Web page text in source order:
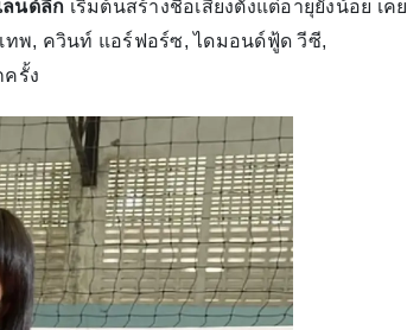
ลนด์ลีก เริ่มต้นสร้างชื่อเสียงตั้งแต่อายุยังน้อย เคย
ทพ, ควินท์ แอร์ฟอร์ซ, ไดมอนด์ฟู้ด วีซี,
รั้ง